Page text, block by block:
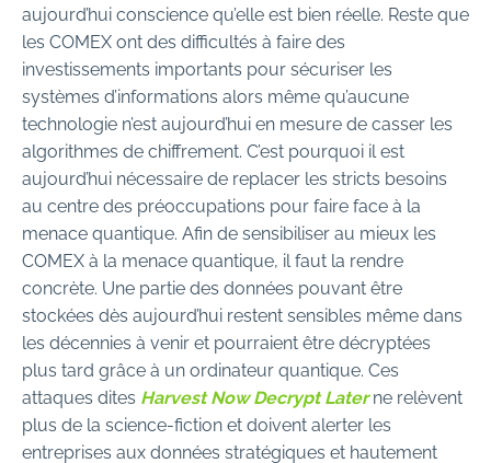
aujourd’hui conscience qu’elle est bien réelle. Reste que
les COMEX ont des difficultés à faire des
investissements importants pour sécuriser les
systèmes d’informations alors même qu’aucune
technologie n’est aujourd’hui en mesure de casser les
algorithmes de chiffrement. C’est pourquoi il est
aujourd’hui nécessaire de replacer les stricts besoins
au centre des préoccupations pour faire face à la
menace quantique. Afin de sensibiliser au mieux les
COMEX à la menace quantique, il faut la rendre
concrète. Une partie des données pouvant être
stockées dès aujourd’hui restent sensibles même dans
les décennies à venir et pourraient être décryptées
plus tard grâce à un ordinateur quantique. Ces
attaques dites Harvest Now Decrypt Laterne relèvent
plus de la science-fiction et doivent alerter les
entreprises aux données stratégiques et hautement